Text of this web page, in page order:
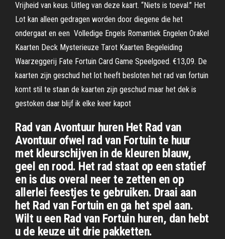
Vrijheid van keus. Uitleg van deze kaart. “Niets is toeval.” Het
Lot kan alleen gedragen worden door diegene die het
ondergaat en een Volledige Engels Romantiek Engelen Orakel
Kaarten Deck Mysterieuze Tarot Kaarten Begeleiding
Waarzeggerij Fate Fortuin Card Game Speelgoed. €13,09. De
kaarten zijn geschud het lot heeft besloten het rad van fortuin
komt stil te staan de kaarten zijn geschud maar het dek is
gestoken daar blijf ik elke keer kapot
Rad van Avontuur huren Het Rad van
Avontuur ofwel rad van Fortuin te huur
met kleurschijven in de kleuren blauw,
geel en rood. Het rad staat op een statief
en is dus overal neer te zetten en op
allerlei feestjes te gebruiken. Draai aan
het Rad van Fortuin en ga het spel aan.
Wilt u een Rad van Fortuin huren, dan hebt
u de keuze uit drie pakketten.